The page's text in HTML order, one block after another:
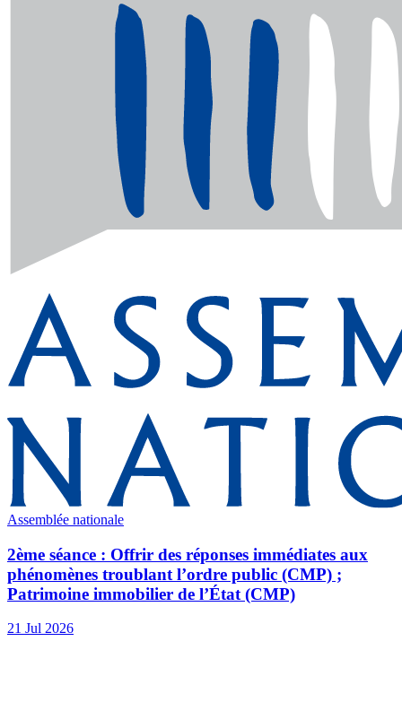
Assemblée nationale
2ème séance : Offrir des réponses immédiates aux
phénomènes troublant l’ordre public (CMP) ;
Patrimoine immobilier de l’État (CMP)
21 Jul 2026